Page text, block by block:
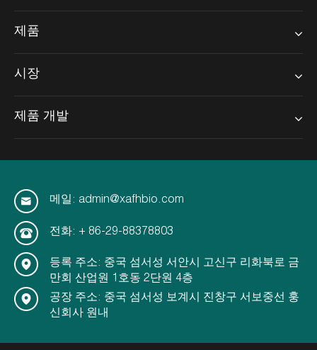
제품
시장
제품 개발
메일: admin@xafhbio.com
전화: + 86-29-88378803
등록 주소: 중국 섬서성 서안시 고신구 리화북로 금
만회 산업원 1호동 2단원 4층
공장 주소: 중국 섬서성 보계시 진창구 서보중선 훙
신회사 원내